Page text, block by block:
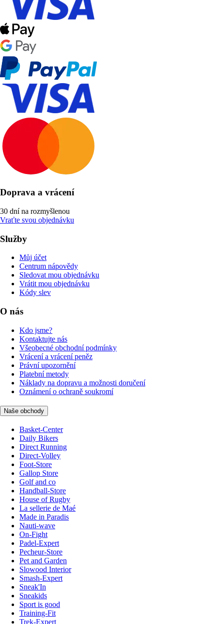
Doprava a vrácení
30 dní na rozmyšlenou
Vraťte svou objednávku
Služby
Můj účet
Centrum nápovědy
Sledovat mou objednávku
Vrátit mou objednávku
Kódy slev
O nás
Kdo jsme?
Kontaktujte nás
Všeobecné obchodní podmínky
Vrácení a vrácení peněz
Právní upozornění
Platební metody
Náklady na dopravu a možnosti doručení
Oznámení o ochraně soukromí
Naše obchody
Basket-Center
Daily Bikers
Direct Running
Direct-Volley
Foot-Store
Gallop Store
Golf and co
Handball-Store
House of Rugby
La sellerie de Maé
Made in Paradis
Nauti-wave
On-Fight
Padel-Expert
Pecheur-Store
Pet and Garden
Slowood Interior
Smash-Expert
Sneak'In
Sneakids
Sport is good
Training-Fit
Trek-Expert